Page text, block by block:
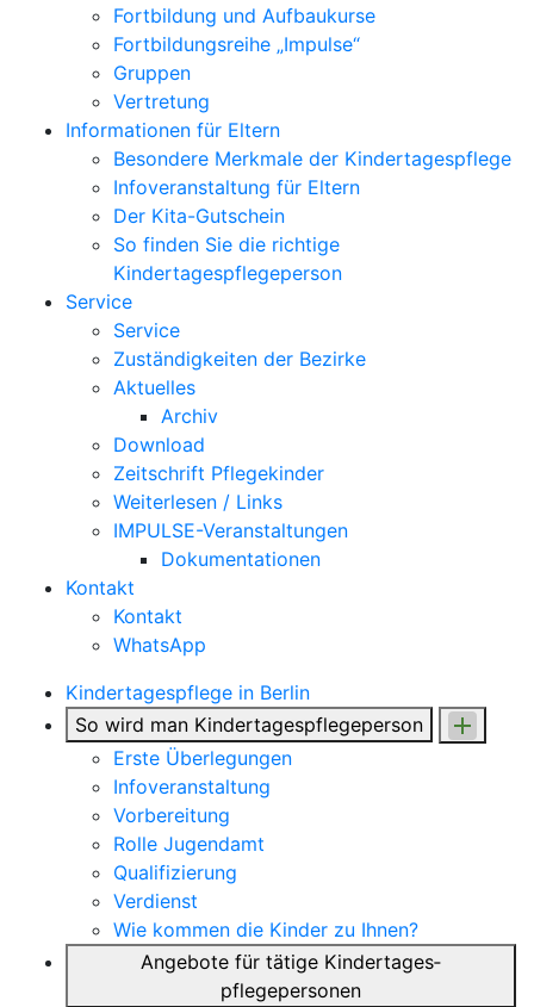
Fortbildung und Aufbaukurse
Fortbildungsreihe „Impulse“
Gruppen
Vertretung
Informationen für Eltern
Besondere Merkmale der Kindertagespflege
Infoveranstaltung für Eltern
Der Kita-Gutschein
So finden Sie die richtige
Kindertagespflegeperson
Service
Service
Zuständigkeiten der Bezirke
Aktuelles
Archiv
Download
Zeitschrift Pflegekinder
Weiterlesen / Links
IMPULSE-Veranstaltungen
Dokumentationen
Kontakt
Kontakt
WhatsApp
Kindertagespflege in Berlin
So wird man Kindertages­pflegeperson
Erste Überlegungen
Infoveranstaltung
Vorbereitung
Rolle Jugendamt
Qualifizierung
Verdienst
Wie kommen die Kinder zu Ihnen?
Angebote für tätige Kindertages­
pflegepersonen